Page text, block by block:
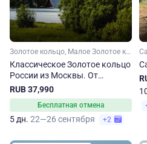
Золотое кольцо, Малое Золотое кольцо, Ярославская область, Ивановская область, Костромская область, Владимирская область, Московская область
Классическое Золотое кольцо
России из Москвы. От
Сергиева Посада до
Владимира
RUB 37,990
Бесплатная отмена
5 дн. 22—26 сентября +2